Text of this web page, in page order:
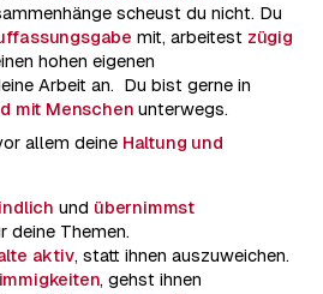
scheust du nicht. Du
mit, arbeitest zügig
hohen eigenen
Arbeit an. Du bist gerne in
mit Menschenunterwegs.
allem deine Haltung und
und übernimmst
deine Themen.
aktiv, statt ihnen auszuweichen.
, gehst ihnen